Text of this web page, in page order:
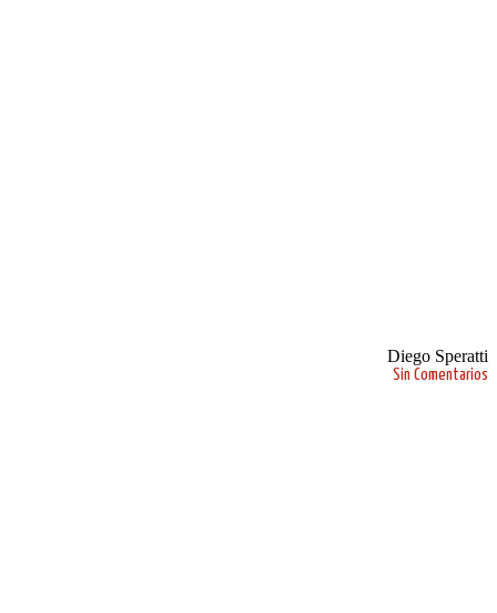
Diego Speratti
Sin Comentarios